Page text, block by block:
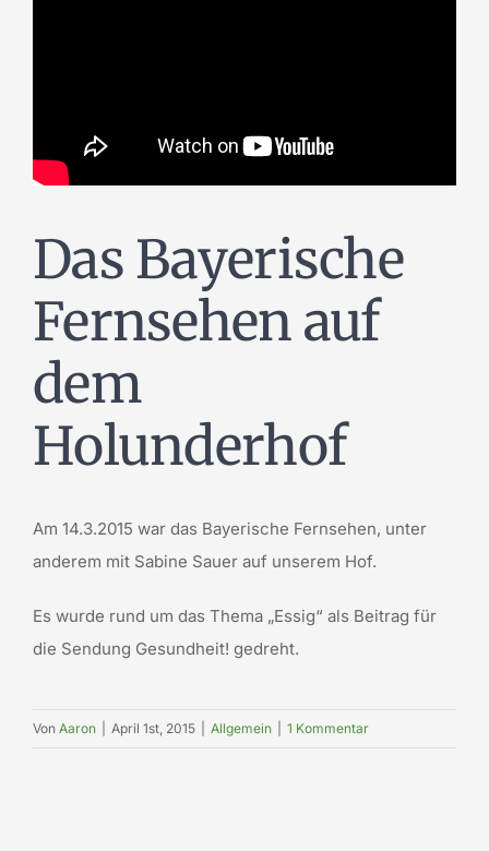
Das Bayerische
Fernsehen auf
dem
Holunderhof
Am 14.3.2015 war das Bayerische Fernsehen, unter
anderem mit Sabine Sauer auf unserem Hof.
Es wurde rund um das Thema „Essig“ als Beitrag für
die Sendung Gesundheit! gedreht.
Von Aaron April 1st, 2015 Allgemein 1 Kommentar